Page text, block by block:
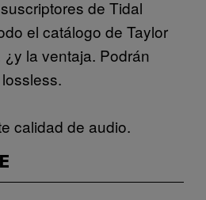
de Tidal
el catálogo de Taylor
la ventaja. Podrán
calidad de audio.